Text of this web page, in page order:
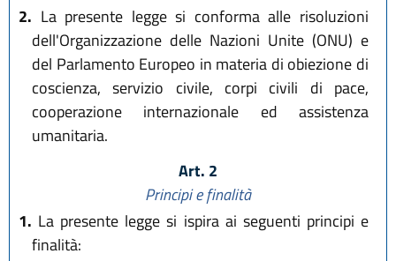
2. La presente legge si conforma alle risoluzioni
dell'Organizzazione delle Nazioni Unite (ONU) e
del Parlamento Europeo in materia di obiezione di
coscienza, servizio civile, corpi civili di pace,
cooperazione internazionale ed assistenza
umanitaria.
Art. 2
Principi e finalità
1. La presente legge si ispira ai seguenti principi e
finalità: